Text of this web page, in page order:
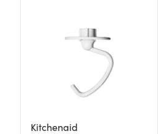
Kitchenaid